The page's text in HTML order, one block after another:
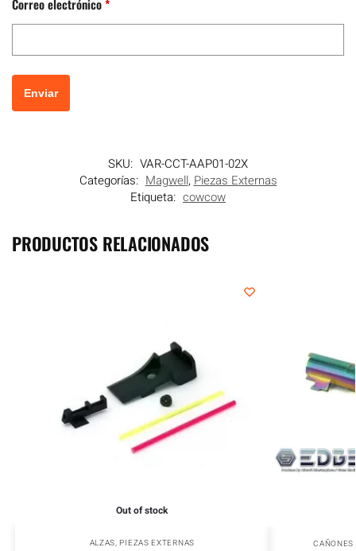
Correo electrónico*
SKU: VAR-CCT-AAP01-02X
Categorías: Magwell, Piezas Externas
Etiqueta: cowcow
PRODUCTOS RELACIONADOS
Out of stock
ALZAS,PIEZAS EXTERNAS CAÑONES